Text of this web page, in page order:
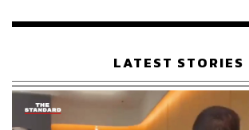
เรือนไทยที่ถูกซุกไว้
LATEST STORIES